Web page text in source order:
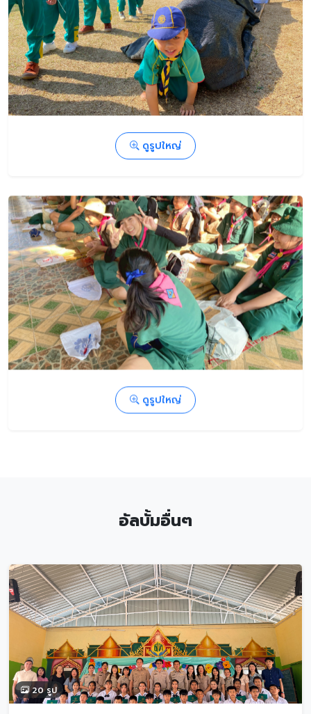
ดูรูปใหญ่
ดูรูปใหญ่
อัลบั้มอื่นๆ
20 รูป